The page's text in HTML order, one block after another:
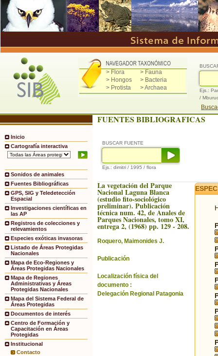
> Flora
> Fauna
> Hongos
> Bacteria
> Protista
> Archaea
Ejs.:
/
Inicio
Cartografía interactiva
Sonidos de animales
Fuentes Bibliográficas
GPS, SIG y Teledetección
Espacial
Investigaciones científicas en
las AP
Registros de colecciones y
relevamientos
Especies exóticas invasoras
Listado de Áreas Protegidas
Nacionales
Mapa de Eco-Regiones y
Áreas Protegidas Nacionales
Mapa de Regiones
Administrativas y Áreas
Protegidas Nacionales
Mapa del Sistema Federal de
Áreas Protegidas
Documentos de interés
Centro de Formación y
Capacitación en Áreas
Protegidas
Institucional
Contacto
FUENTES BIBLIOGRAFICAS
BUSCAR FUENTE
Ejs.: dimitri / 1995 / flora
La vegetación del Parque
Nacional Laguna Blanca
(estudio fito-sociológico
preliminar). Publicación
técnica num. 42, de Anales de
Parques Nacionales, tomo XI,
entrega 2, (1968) pp. 129 - 208.
Roquero, Maimonides J.
Publicación
Localización física del
documento :
Delegación Regional Patagonia